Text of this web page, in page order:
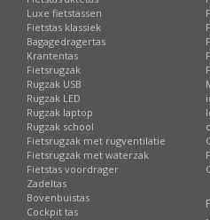
Luxe fietstassen
Fietstas klassiek
Bagagedragertas
Krantentas
Fietsrugzak
Rugzak USB
Rugzak LED
Rugzak laptop
Rugzak school
Fietsrugzak met rugventilatie
Fietsrugzak met waterzak
Fietstas voordrager
Zadeltas
Bovenbuistas
Cockpit tas